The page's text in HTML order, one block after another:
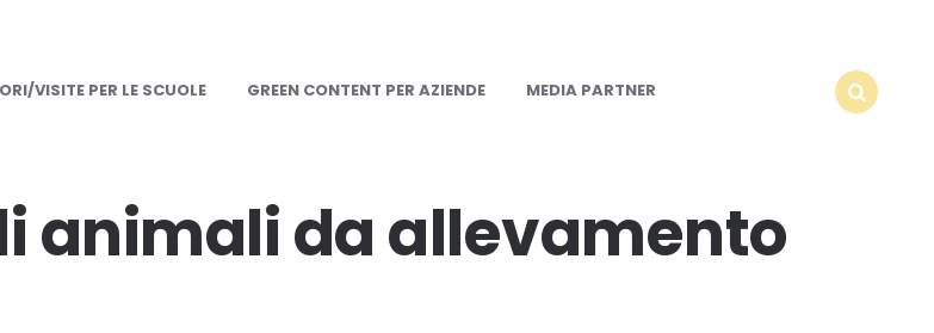
VISITE PER LE SCUOLE GREEN CONTENT PER AZIENDE
MEDIA PARTNER
animali da allevamento